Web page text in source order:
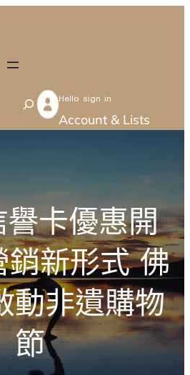
S
e
h
Hello sign in
Account & Lists
譽卡優惠開
銷新形式 佛
動非遺購物
節